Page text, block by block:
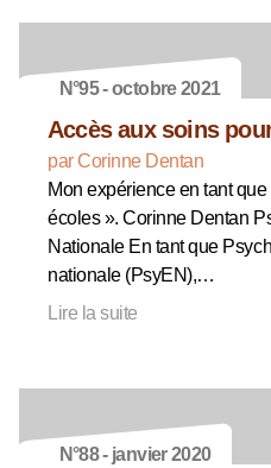
N°95 - octobre 2021
Accès aux soins
par Corinne Dentan
Mon expérience en tant
écoles ». Corinne Dentan
Nationale En tant que
nationale (PsyEN),…
Lire la suite
N°88 - janvier 2020